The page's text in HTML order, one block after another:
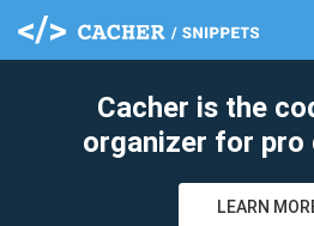
Cacher is the
organizer for pro
LEARN